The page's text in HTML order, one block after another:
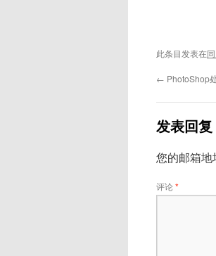
此条目发表在
← PhotoShop
发表回复
您的邮箱地
评论*